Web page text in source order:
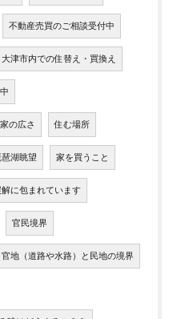
不動産売買のご相談受付中
大津市内での住替え・買換え
家の広さ 住む場所
琶湖眺望 家を買うこと
解に包まれています
官民境界
官地（道路や水路）と民地の境界